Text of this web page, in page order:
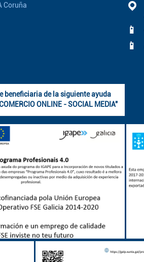
Coruña
📱
📱
beneficiaria de la siguiente ayuda
ONLINE - SOCIAL MEDIA"